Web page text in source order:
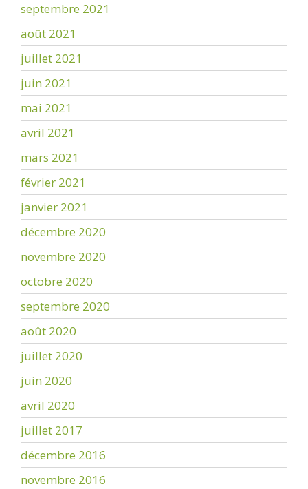
septembre 2021
août 2021
juillet 2021
juin 2021
mai 2021
avril 2021
mars 2021
février 2021
janvier 2021
décembre 2020
novembre 2020
octobre 2020
septembre 2020
août 2020
juillet 2020
juin 2020
avril 2020
juillet 2017
décembre 2016
novembre 2016